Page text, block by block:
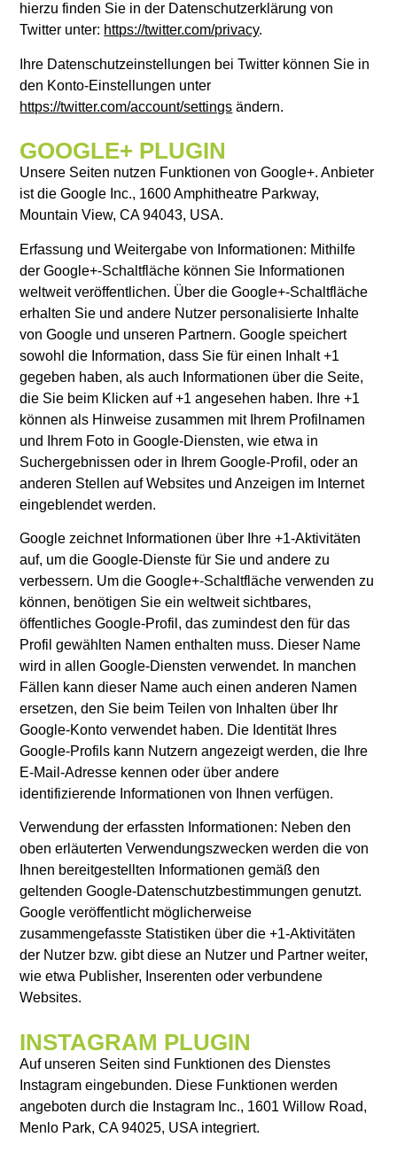
hierzu finden Sie in der Datenschutzerklärung von
Twitter unter: https://twitter.com/privacy.
Ihre Datenschutzeinstellungen bei Twitter können Sie in
den Konto-Einstellungen unter
https://twitter.com/account/settings ändern.
GOOGLE+ PLUGIN
Unsere Seiten nutzen Funktionen von Google+. Anbieter
ist die Google Inc., 1600 Amphitheatre Parkway,
Mountain View, CA 94043, USA.
Erfassung und Weitergabe von Informationen: Mithilfe
der Google+-Schaltfläche können Sie Informationen
weltweit veröffentlichen. Über die Google+-Schaltfläche
erhalten Sie und andere Nutzer personalisierte Inhalte
von Google und unseren Partnern. Google speichert
sowohl die Information, dass Sie für einen Inhalt +1
gegeben haben, als auch Informationen über die Seite,
die Sie beim Klicken auf +1 angesehen haben. Ihre +1
können als Hinweise zusammen mit Ihrem Profilnamen
und Ihrem Foto in Google-Diensten, wie etwa in
Suchergebnissen oder in Ihrem Google-Profil, oder an
anderen Stellen auf Websites und Anzeigen im Internet
eingeblendet werden.
Google zeichnet Informationen über Ihre +1-Aktivitäten
auf, um die Google-Dienste für Sie und andere zu
verbessern. Um die Google+-Schaltfläche verwenden zu
können, benötigen Sie ein weltweit sichtbares,
öffentliches Google-Profil, das zumindest den für das
Profil gewählten Namen enthalten muss. Dieser Name
wird in allen Google-Diensten verwendet. In manchen
Fällen kann dieser Name auch einen anderen Namen
ersetzen, den Sie beim Teilen von Inhalten über Ihr
Google-Konto verwendet haben. Die Identität Ihres
Google-Profils kann Nutzern angezeigt werden, die Ihre
E-Mail-Adresse kennen oder über andere
identifizierende Informationen von Ihnen verfügen.
Verwendung der erfassten Informationen: Neben den
oben erläuterten Verwendungszwecken werden die von
Ihnen bereitgestellten Informationen gemäß den
geltenden Google-Datenschutzbestimmungen genutzt.
Google veröffentlicht möglicherweise
zusammengefasste Statistiken über die +1-Aktivitäten
der Nutzer bzw. gibt diese an Nutzer und Partner weiter,
wie etwa Publisher, Inserenten oder verbundene
Websites.
INSTAGRAM PLUGIN
Auf unseren Seiten sind Funktionen des Dienstes
Instagram eingebunden. Diese Funktionen werden
angeboten durch die Instagram Inc., 1601 Willow Road,
Menlo Park, CA 94025, USA integriert.